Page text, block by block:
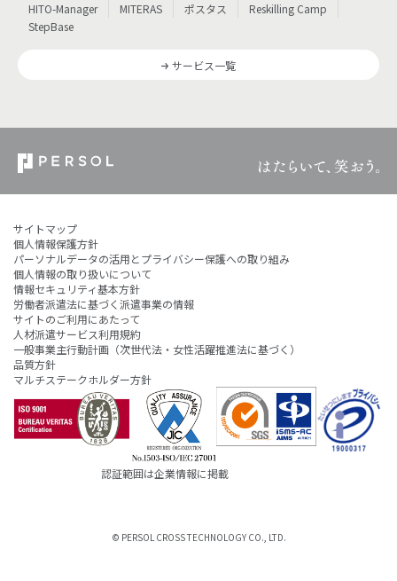
HITO-Manager
MITERAS ポスタス
Reskilling Camp
StepBase
サービス一覧
サイトマップ
個人情報保護方針
パーソナルデータの活用とプライバシー保護への取り組み
個人情報の取り扱いについて
情報セキュリティ基本方針
労働者派遣法に基づく派遣事業の情報
サイトのご利用にあたって
人材派遣サービス利用規約
一般事業主行動計画（次世代法・女性活躍推進法に基づく）
品質方針
マルチステークホルダー方針
認証範囲は企業情報に掲載
© PERSOL CROSS TECHNOLOGY CO., LTD.